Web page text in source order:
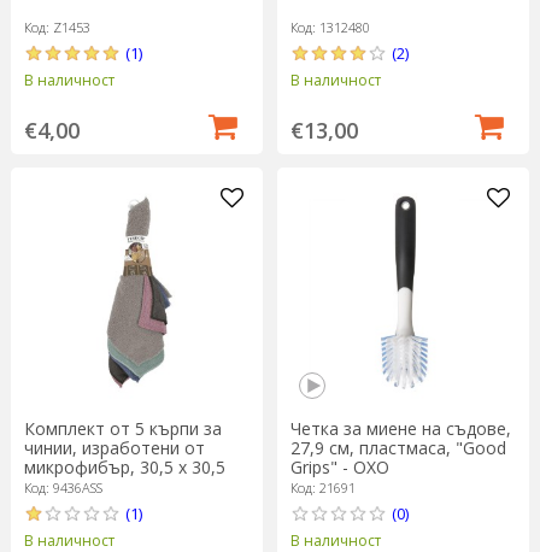
Код: Z1453
(1)
В наличност
€4,00
Код: 1312480
(2)
В наличност
€13,00
Комплект от 5 кърпи за
чинии, изработени от
микрофибър, 30,5 х 30,5
см "Essential", Stone Blue -
Tiseco
Код: 9436ASS
(1)
В наличност
Четка за миене на съдове,
27,9 см, пластмаса, "Good
Grips" - OXO
Код: 21691
(0)
В наличност